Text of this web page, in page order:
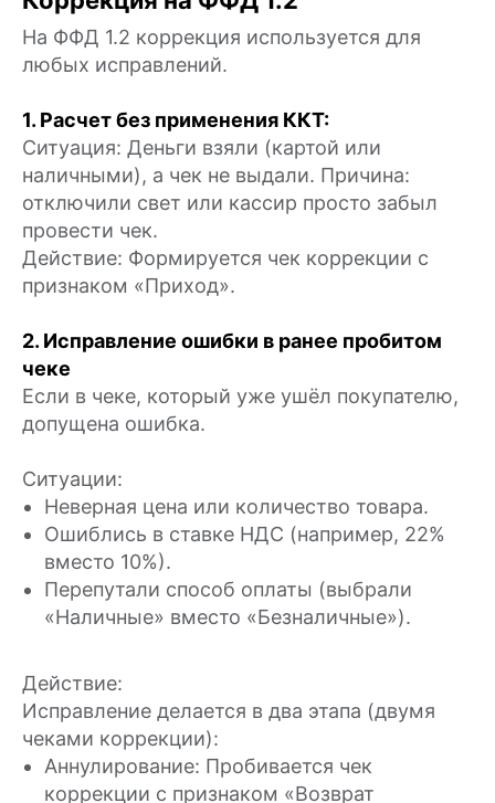
На ФФД 1.2 коррекция используется для
любых исправлений.
1. Расчет без применения ККТ:
Ситуация: Деньги взяли (картой или
наличными), а чек не выдали. Причина:
отключили свет или кассир просто забыл
провести чек.
Действие: Формируется чек коррекции с
признаком «Приход».
2. Исправление ошибки в ранее пробитом
чеке
Если в чеке, который уже ушёл покупателю,
допущена ошибка.
Ситуации:
Неверная цена или количество товара.
Ошиблись в ставке НДС (например, 22%
вместо 10%).
Перепутали способ оплаты (выбрали
«Наличные» вместо «Безналичные»).
Действие:
Исправление делается в два этапа (двумя
чеками коррекции):
Аннулирование: Пробивается чек
коррекции с признаком «Возврат
специалисты из техподдержи
помогут вам
Не можете
разобраться?
Оставить заявку